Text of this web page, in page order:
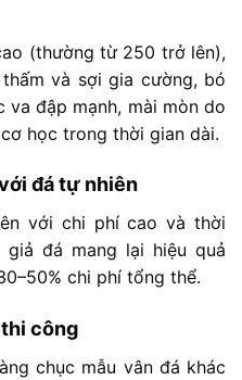
(thường từ 250 trở lên),
thấmvà sợigia cường, bó
va đập mạnh, mài mòn do
cơ học trong thời gian dài.
đátự nhiên
với chi phícaovàthời
giả đá mang lại hiệuquả
50% chi phí tổng thể.
thi công
chục mẫu vân đá khác